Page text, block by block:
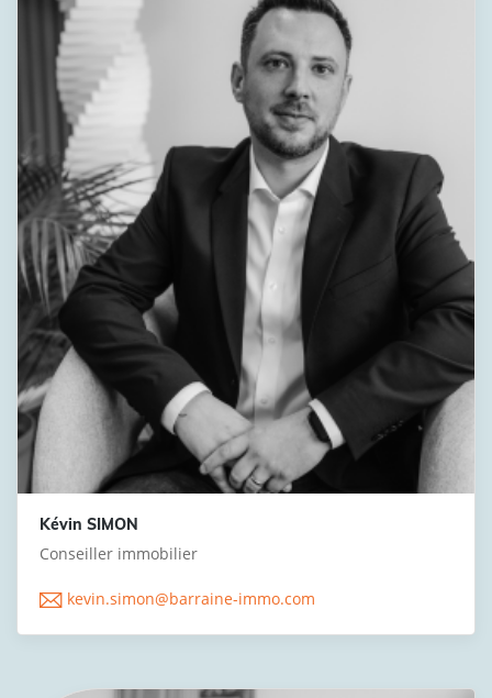
Kévin SIMON
Conseiller immobilier
kevin.simon@barraine-immo.com